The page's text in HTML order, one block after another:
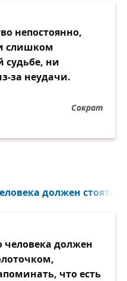
непостоянно,
слишком
судьбе, ни
за неудачи.
Сократ
должен стоять
человека должен
что есть